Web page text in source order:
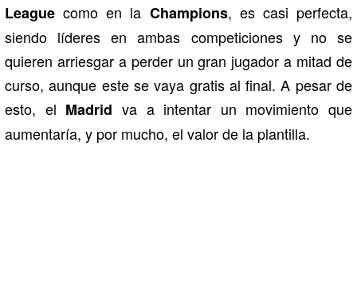
League como en la Champions, es casi perfecta,
siendo líderes en ambas competiciones y no se
quieren arriesgar a perder un gran jugador a mitad de
curso, aunque este se vaya gratis al final. A pesar de
esto, el Madrid va a intentar un movimiento que
aumentaría, y por mucho, el valor de la plantilla.